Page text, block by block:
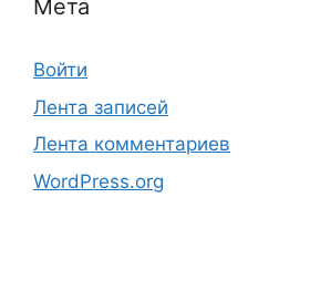
Мета
Войти
Лента записей
Лента комментариев
WordPress.org